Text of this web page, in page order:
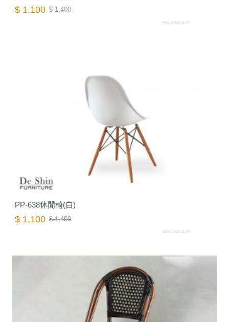
$ 1,100 $ 1,400
A003.1018-15.26
PP-638休閒椅(白)
$ 1,100 $ 1,400
A003.1018-14.26